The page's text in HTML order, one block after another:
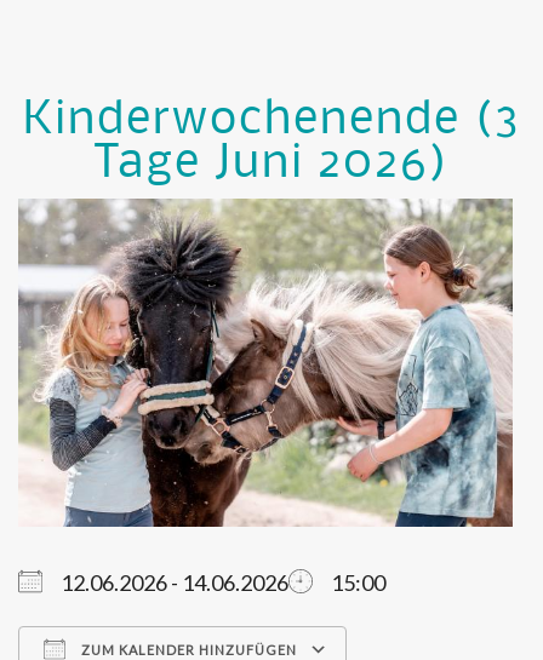
Kinderwochenende (3
Tage Juni 2026)
12.06.2026 - 14.06.2026 15:00
ZUM KALENDER HINZUFÜGEN